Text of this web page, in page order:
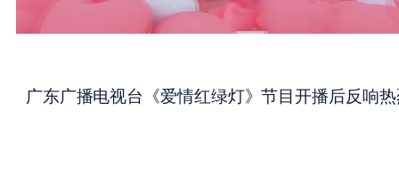
广东广播电视台《爱情红绿灯》节目开播后反响